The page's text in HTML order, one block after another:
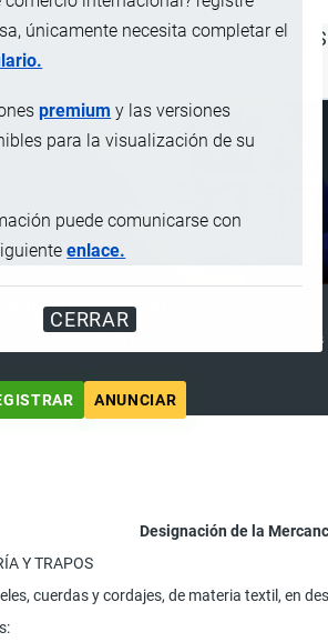
únicamente necesita completar el
premium y las versiones
para la visualización de su
puede comunicarse con
enlace.
CERRAR
ÍNDICE DE CONTENIDOS
INTERNACIONAL
el Directorio Internacional de Operadores
ANUNCIAR
Designación de la
Y TRAPOS
cuerdas y cordajes, de materia textil, en